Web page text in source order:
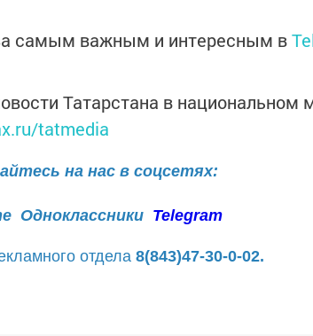
самым важным и интересным в
Татарстана в
tatmedia
на нас в соцсетях:
Одноклассники Telegram
отдела 8(843)47-30-0-02.